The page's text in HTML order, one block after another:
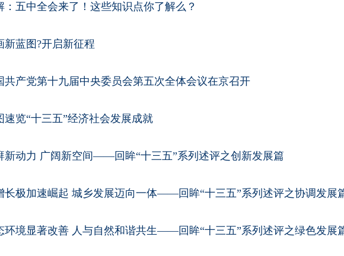
：五中全会来了！这些知识点你了解么？
新蓝图?开启新征程
共产党第十九届中央委员会第五次全体会议在京召开
速览“十三五”经济社会发展成就
新动力 广阔新空间——回眸“十三五”系列述评之创新发展篇
长极加速崛起 城乡发展迈向一体——回眸“十三五”系列述评之协调发展
环境显著改善 人与自然和谐共生——回眸“十三五”系列述评之绿色发展